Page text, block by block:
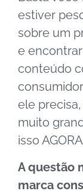
estiver
sobre um
e
conteúdo
ele
muito
isso
A questão
marca